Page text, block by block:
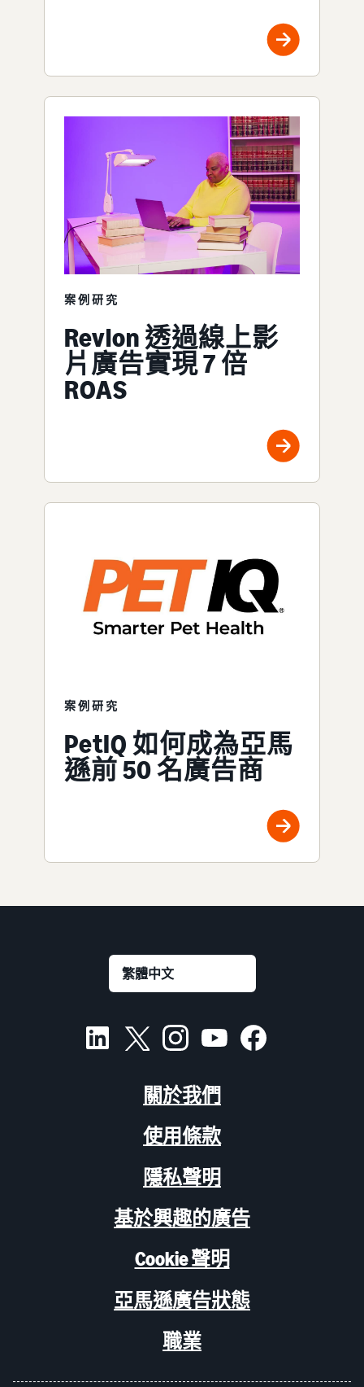
案例研究
Revlon 透過線上影
片廣告實現 7 倍
ROAS
案例研究
PetIQ 如何成為亞馬
遜前 50 名廣告商
關於我們
使用條款
隱私聲明
基於興趣的廣告
Cookie 聲明
亞馬遜廣告狀態
職業